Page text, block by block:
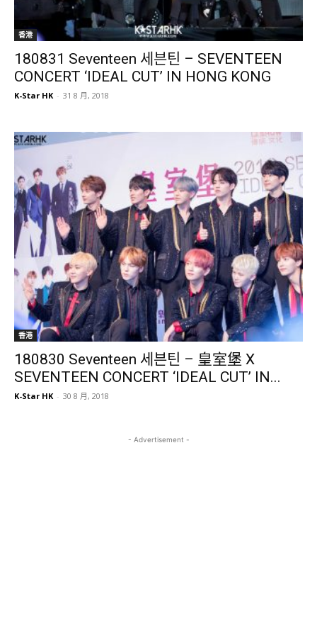
香港
180831 Seventeen 세븐틴 – SEVENTEEN
CONCERT ‘IDEAL CUT’ IN HONG KONG
K-Star HK - 31 8 月, 2018
香港
180830 Seventeen 세븐틴 – 皇室堡 X
SEVENTEEN CONCERT ‘IDEAL CUT’ IN...
K-Star HK - 30 8 月, 2018
- Advertisement -